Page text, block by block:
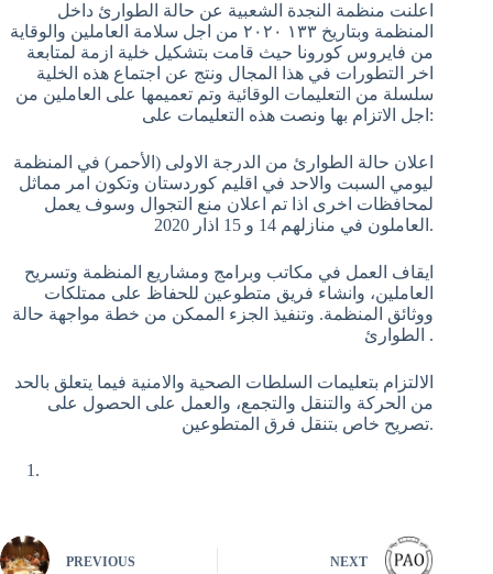
اعلنت منظمة النجدة الشعبية عن حالة الطوارئ داخل
المنظمة وبتاريخ ١٣٣ ٢٠٢٠ من اجل سلامة العاملين والوقاية
من فايروس كورونا حيث قامت بتشكيل خلية ازمة لمتابعة
اخر التطورات في هذا المجال ونتج عن اجتماع هذه الخلية
سلسلة من التعليمات الوقائية وتم تعميمها على العاملين من
اجل الاتزام بها ونصت هذه التعليمات على:
اعلان حالة الطوارئ من الدرجة الاولى (الأحمر) في المنظمة
ليومي السبت والاحد في اقليم كوردستان وتكون امر مماثل
لمحافظات اخرى اذا تم اعلان منع التجوال وسوف يعمل
العاملون في منازلهم 14 و 15 اذار 2020.
ايقاف العمل في مكاتب وبرامج ومشاريع المنظمة وتسريح
العاملين، وانشاء فريق متطوعين للحفاظ على ممتلكات
ووثائق المنظمة. وتنفيذ الجزء الممكن من خطة مواجهة حالة
الطوارئ .
الالتزام بتعليمات السلطات الصحية والامنية فيما يتعلق بالحد
من الحركة والتنقل والتجمع، والعمل على الحصول على
تصريح خاص بتنقل فرق المتطوعين.
PREVIOUS NEXT